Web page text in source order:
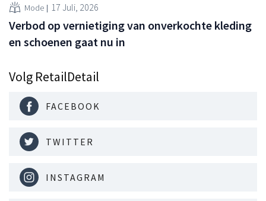
Mode 17 Juli, 2026
Verbod op vernietiging van onverkochte kleding
en schoenen gaat nu in
Volg RetailDetail
FACEBOOK
TWITTER
INSTAGRAM